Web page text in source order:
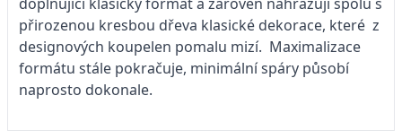
přirozenou kresbou dřeva klasické dekorace, které z
designových koupelen pomalu mizí. Maximalizace
formátu stále pokračuje, minimální spáry působí
naprosto dokonale.